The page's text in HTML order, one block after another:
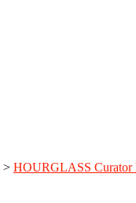
> HOURGLASS Curator